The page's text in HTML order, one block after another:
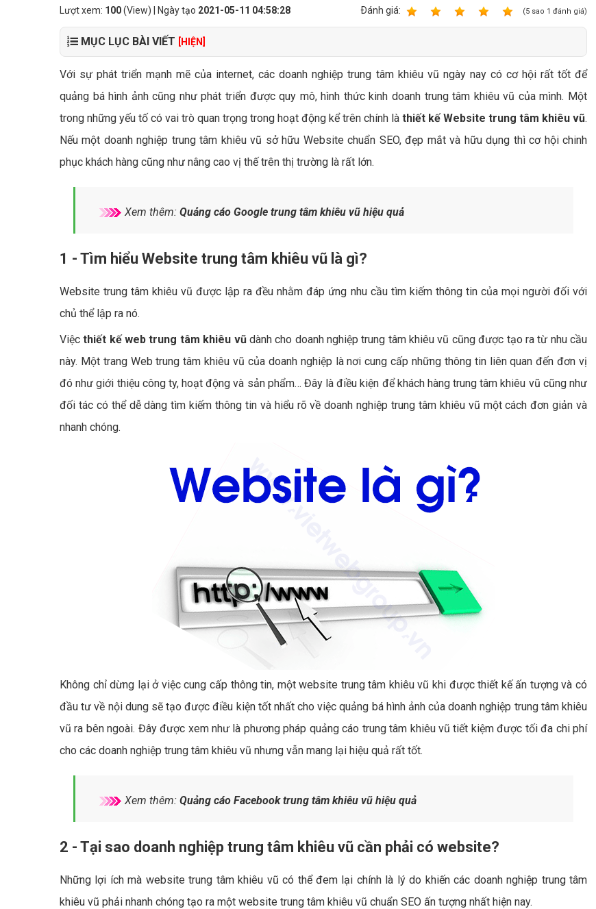
Bảng giá quảng cáo Facebook
Bảng giá quản trị Website
Bảng giá quản trị Fanpage Facebook
Bảng giá SEO Website
Lượt xem: 100(View) | Ngày tạo 2021-05-11 04:58:28 Ðánh giá: (5 sao 1 đánh giá)
MỤC LỤC BÀI VIẾT [HIỆN]
Với sự phát triển mạnh mẽ của internet, các doanh nghiệp trung tâm khiêu vũ ngày nay có cơ hội rất tốt để
quảng bá hình ảnh cũng như phát triển được quy mô, hình thức kinh doanh trung tâm khiêu vũ của mình. Một
trong những yếu tố có vai trò quan trọng trong hoạt động kể trên chính là thiết kế Website trung tâm khiêu vũ.
Nếu một doanh nghiệp trung tâm khiêu vũ sở hữu Website chuẩn SEO, đẹp mắt và hữu dụng thì cơ hội chinh
phục khách hàng cũng như nâng cao vị thế trên thị trường là rất lớn.
Xem thêm: Quảng cáo Google trung tâm khiêu vũ hiệu quả
1 - Tìm hiểu Website trung tâm khiêu vũ là gì?
Website trung tâm khiêu vũ được lập ra đều nhằm đáp ứng nhu cầu tìm kiếm thông tin của mọi người đối với
chủ thể lập ra nó.
Việcthiết kế web trung tâm khiêu vũdành cho doanh nghiệp trung tâm khiêu vũ cũng được tạo ra từ nhu cầu
này. Một trang Web trung tâm khiêu vũ của doanh nghiệp là nơi cung cấp những thông tin liên quan đến đơn vị
đó như giới thiệu công ty, hoạt động và sản phẩm… Đây là điều kiện để khách hàng trung tâm khiêu vũ cũng như
đối tác có thể dễ dàng tìm kiếm thông tin và hiểu rõ về doanh nghiệp trung tâm khiêu vũ một cách đơn giản và
nhanh chóng.
Không chỉ dừng lại ở việc cung cấp thông tin, một website trung tâm khiêu vũ khi được thiết kế ấn tượng và có
đầu tư về nội dung sẽ tạo được điều kiện tốt nhất cho việc quảng bá hình ảnh của doanh nghiệp trung tâm khiêu
vũ ra bên ngoài. Đây được xem như là phương pháp quảng cáo trung tâm khiêu vũ tiết kiệm được tối đa chi phí
cho các doanh nghiệp trung tâm khiêu vũ nhưng vẫn mang lại hiệu quả rất tốt.
Xem thêm: Quảng cáo Facebook trung tâm khiêu vũ hiệu quả
2 - Tại sao doanh nghiệp trung tâm khiêu vũ cần phải có website?
Những lợi ích mà website trung tâm khiêu vũ có thể đem lại chính là lý do khiến các doanh nghiệp trung tâm
khiêu vũ phải nhanh chóng tạo ra một website trung tâm khiêu vũ chuẩn SEO ấn tượng nhất hiện nay.